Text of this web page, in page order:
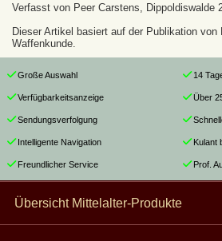
Verfasst von Peer Carstens, Dippoldiswalde
Dieser Artikel basiert auf der Publikation
Waffenkunde.
Große Auswahl
Verfügbarkeitsanzeige
Sendungsverfolgung
Intelligente Navigation
Freundlicher Service
14
Über
Kulant
Prof.
Übersicht Mittelalter-Produkte